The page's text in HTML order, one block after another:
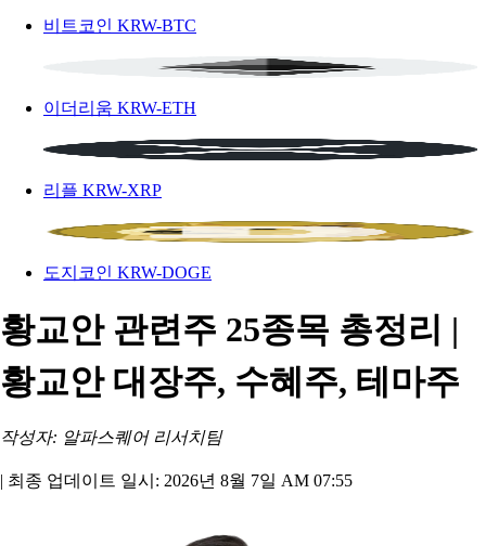
비트코인 KRW-BTC
이더리움 KRW-ETH
리플 KRW-XRP
도지코인 KRW-DOGE
황교안 관련주 25종목 총정리 |
황교안 대장주, 수혜주, 테마주
작성자: 알파스퀘어 리서치팀
| 최종 업데이트 일시: 2026년 8월 7일 AM 07:55